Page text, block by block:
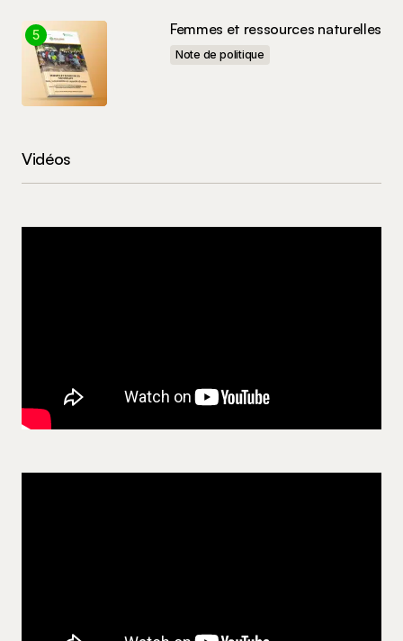
Femmes et ressources naturelles
Note de politique
Vidéos